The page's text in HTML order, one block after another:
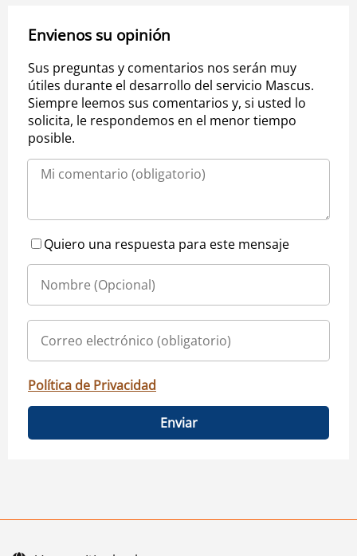
Envienos su opinión
Sus preguntas y comentarios nos serán muy
útiles durante el desarrollo del servicio Mascus.
Siempre leemos sus comentarios y, si usted lo
solicita, le respondemos en el menor tiempo
posible.
Quiero una respuesta para este mensaje
Política de Privacidad
Enviar